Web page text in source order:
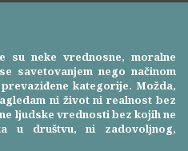
su neke vrednosne, moralne
savetovanjem nego načinom
kategorije. Možda,
ni život ni realnost bez
ljudske vrednosti bez kojih ne
u društvu, ni zadovoljnog,